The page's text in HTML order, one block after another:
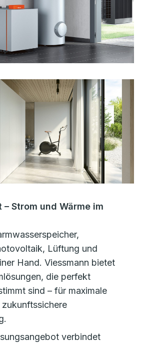
Strom und Wärme im
Lüftung und
Hand. Viessmann bietet
die perfekt
sind – für maximale
verbindet